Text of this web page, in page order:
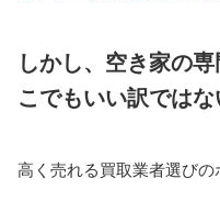
しかし、空き家の
こでもいい訳ではな
高く売れる買取業者選びの